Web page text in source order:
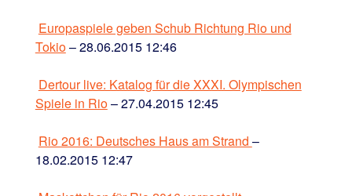
Europaspiele geben Schub Richtung Rio und
Tokio– 28.06.2015 12:46
Dertour live: Katalog für die XXXI. Olympischen
Spiele in Rio– 27.04.2015 12:45
Rio 2016: Deutsches Haus am Strand –
18.02.2015 12:47